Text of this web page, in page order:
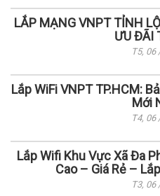
LẮP MẠNG VNPT TỈNH
ƯU ĐÃI
T5, 06
Lắp WiFi VNPT TP.HCM:
Mới
T4, 06
Lắp Wifi Khu Vực Xã Đa
Cao – Giá Rẻ –
T3, 06